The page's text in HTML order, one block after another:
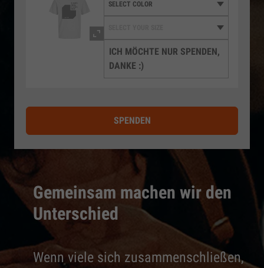
Gemeinsam machen wir den
Unterschied
Wenn viele sich zusammenschließen,
ICH MÖCHTE NUR SPENDEN,
DANKE :)
SPENDEN